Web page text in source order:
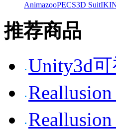
AnimazooPECS3D Suit
推荐商品
Unity3d